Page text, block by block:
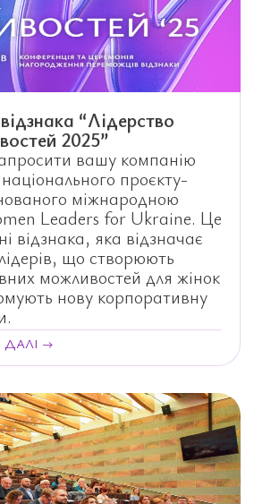
“Лідерство
2025”
вашу компанію
проєкту-
міжнародною
Leaders for Ukraine. Це
відзнака, яка відзначає
що створюють
можливостей для жінок
нову корпоративну
ДАЛІ →